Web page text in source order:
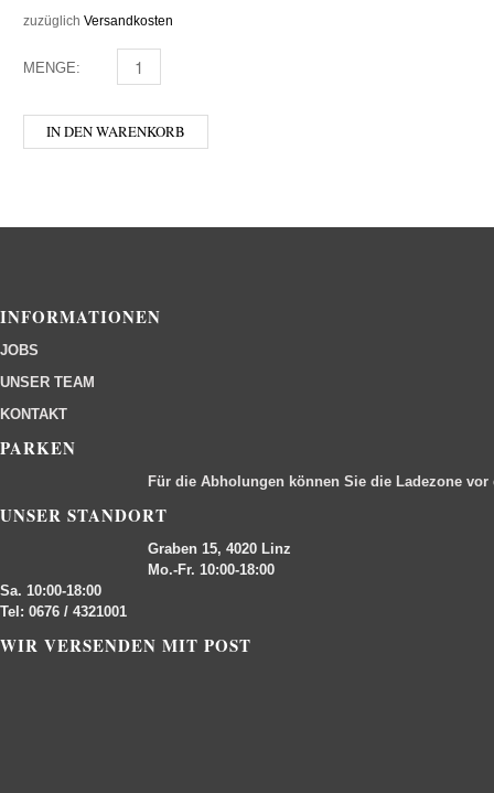
zuzüglich Versandkosten
MENGE: DAMBACHLER - SPECKBIRNE MENGE
IN DEN WARENKORB
INFORMATIONEN
JOBS
UNSER TEAM
KONTAKT
PARKEN
Für die Abholungen können Sie die Ladezone
UNSER STANDORT
Graben 15, 4020 Linz
Mo.-Fr. 10:00-18:00
Sa. 10:00-18:00
Tel: 0676 / 4321001
WIR VERSENDEN MIT POST